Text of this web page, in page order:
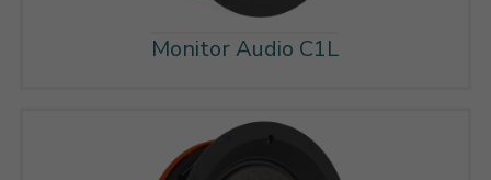
Monitor Audio C1L